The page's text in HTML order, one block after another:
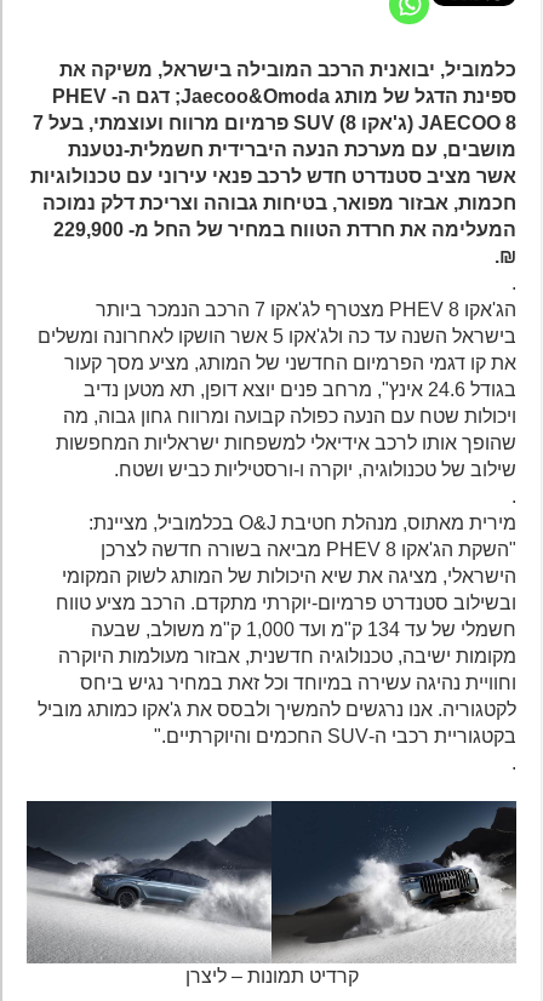
כלמוביל, יבואנית הרכב המובילה בישראל, משיקה את
ספינת הדגל של מותג Jaecoo&Omoda; דגם ה- PHEV
JAECOO 8 (ג'אקו 8) SUV פרמיום מרווח ועוצמתי, בעל 7
מושבים, עם מערכת הנעה היברידית חשמלית-נטענת
אשר מציב סטנדרט חדש לרכב פנאי עירוני עם טכנולוגיות
חכמות, אבזור מפואר, בטיחות גבוהה וצריכת דלק נמוכה
המעלימה את חרדת הטווח במחיר של החל מ- 229,900
₪.
הג'אקו 8 PHEV מצטרף לג'אקו 7 הרכב הנמכר ביותר
בישראל השנה עד כה ולג'אקו 5 אשר הושקו לאחרונה ומשלים
את קו דגמי הפרמיום החדשני של המותג, מציע מסך קעור
בגודל 24.6 אינץ", מרחב פנים יוצא דופן, תא מטען נדיב
ויכולות שטח עם הנעה כפולה קבועה ומרווח גחון גבוה, מה
שהופך אותו לרכב אידיאלי למשפחות ישראליות המחפשות
שילוב של טכנולוגיה, יוקרה ו-ורסטיליות כביש ושטח.
מירית מאתוס, מנהלת חטיבת O&J בכלמוביל, מציינת:
"השקת הג'אקו 8 PHEV מביאה בשורה חדשה לצרכן
הישראלי, מציגה את שיא היכולות של המותג לשוק המקומי
ובשילוב סטנדרט פרמיום-יוקרתי מתקדם. הרכב מציע טווח
חשמלי של עד 134 ק"מ ועד 1,000 ק"מ משולב, שבעה
מקומות ישיבה, טכנולוגיה חדשנית, אבזור מעולמות היוקרה
וחוויית נהיגה עשירה במיוחד וכל זאת במחיר נגיש ביחס
לקטגוריה. אנו נרגשים להמשיך ולבסס את ג'אקו כמותג מוביל
בקטגוריית רכבי ה-SUV החכמים והיוקרתיים."
קרדיט תמונות – ליצרן